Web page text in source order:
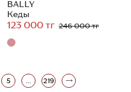
BALLY
Кеды
123 000 тг 246 000 тг
5 ... 219